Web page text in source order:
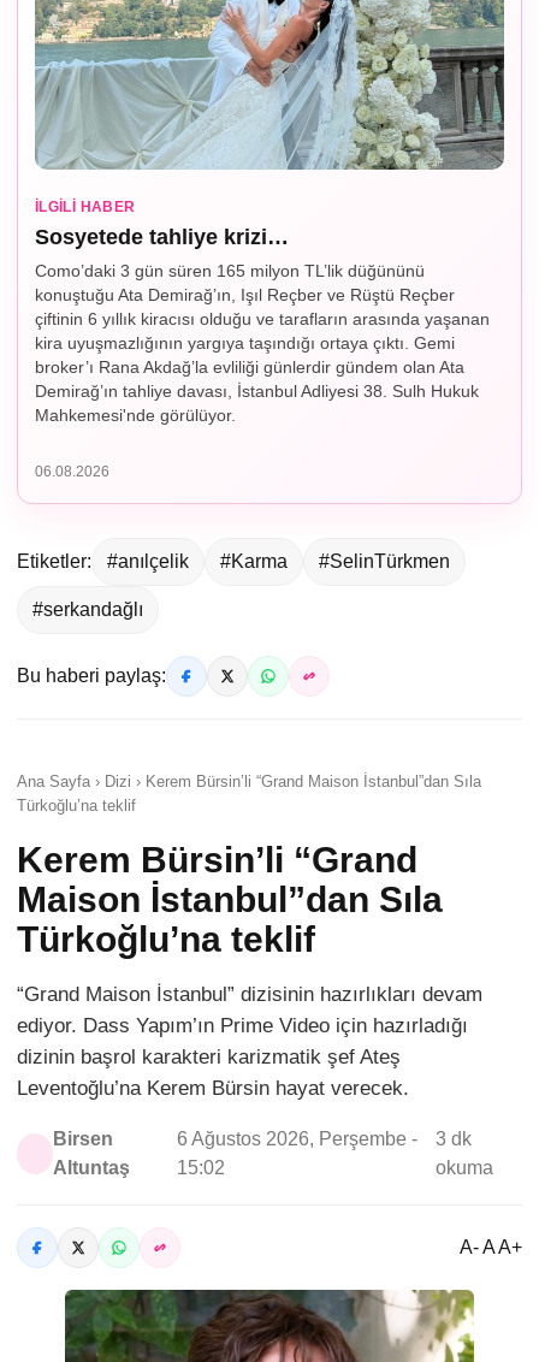
İLGILI HABER
Sosyetede tahliye krizi…
Como’daki 3 gün süren 165 milyon TL’lik düğününü
konuştuğu Ata Demirağ’ın, Işıl Reçber ve Rüştü Reçber
çiftinin 6 yıllık kiracısı olduğu ve tarafların arasında yaşanan
kira uyuşmazlığının yargıya taşındığı ortaya çıktı. Gemi
broker’ı Rana Akdağ’la evliliği günlerdir gündem olan Ata
Demirağ’ın tahliye davası, İstanbul Adliyesi 38. Sulh Hukuk
Mahkemesi'nde görülüyor.
06.08.2026
Etiketler: #anılçelik #Karma #SelinTürkmen
#serkandağlı
Bu haberi paylaş:
Ana Sayfa › Dizi › Kerem Bürsin’li “Grand Maison İstanbul”dan Sıla
Türkoğlu’na teklif
Kerem Bürsin’li “Grand
Maison İstanbul”dan Sıla
Türkoğlu’na teklif
“Grand Maison İstanbul” dizisinin hazırlıkları devam
ediyor. Dass Yapım’ın Prime Video için hazırladığı
dizinin başrol karakteri karizmatik şef Ateş
Leventoğlu’na Kerem Bürsin hayat verecek.
Birsen
Altuntaş
6 Ağustos 2026, Perşembe -
15:02
3 dk
okuma
A- A A+